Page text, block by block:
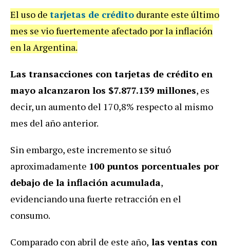
El uso de tarjetas de crédito durante este último
mes se vio fuertemente afectado por la inflación
en la Argentina.
Las transacciones con tarjetas de crédito en
mayo alcanzaron los $7.877.139 millones, es
decir, un aumento del 170,8% respecto al mismo
mes del año anterior.
Sin embargo, este incremento se situó
aproximadamente 100 puntos porcentuales por
debajo de la inflación acumulada,
evidenciando una fuerte retracción en el
consumo.
Comparado con abril de este año, las ventas con